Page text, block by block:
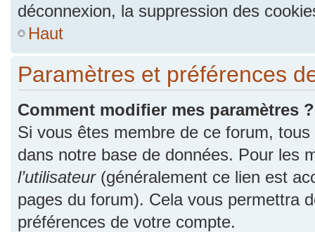
déconnexion, la suppression des
Haut
Paramètres et préférences
Comment modifier mes paramètres ?
Si vous êtes membre de ce forum,
dans notre base de données. Pour les
l’utilisateur(généralement ce lien est
pages du forum). Cela vous permettra
préférences de votre compte.